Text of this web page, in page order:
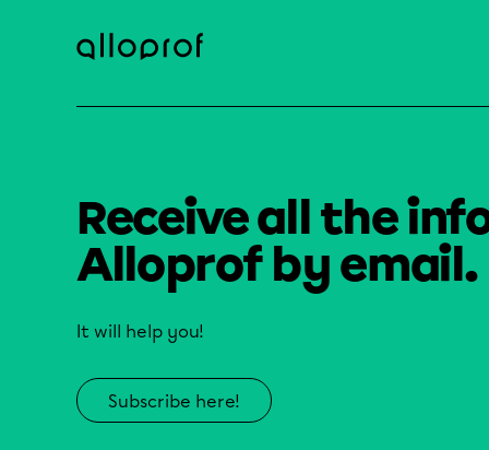
Receive all the
Alloprof by email.
It will help you!
Subscribe here!